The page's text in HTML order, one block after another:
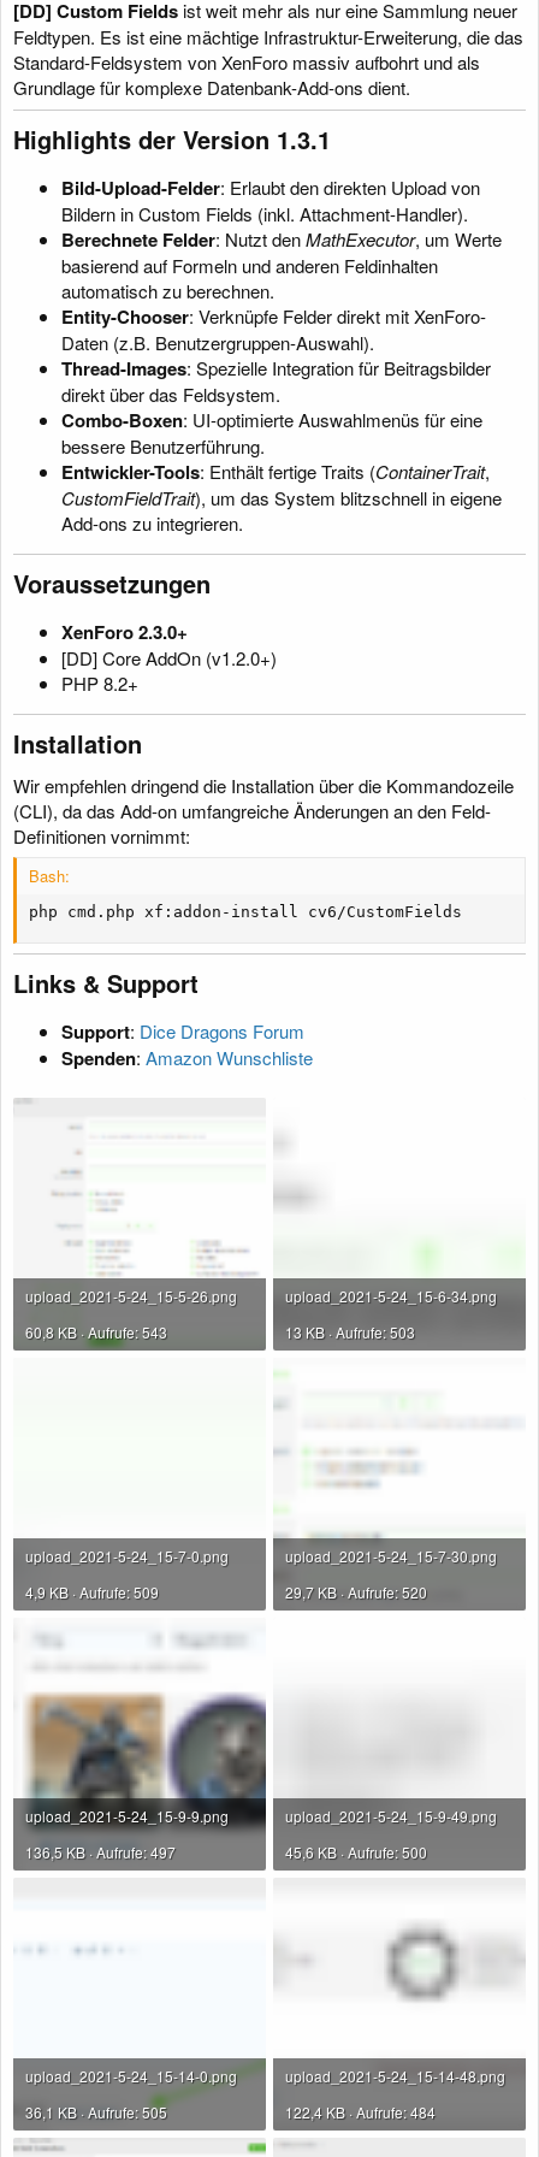
[DD] Custom Fieldsist weit mehr als nur eine Sammlung neuer
Feldtypen. Es ist eine mächtige Infrastruktur-Erweiterung, die das
Standard-Feldsystem von XenForo massiv aufbohrt und als
Grundlage für komplexe Datenbank-Add-ons dient.
Highlights der Version 1.3.1​
Bild-Upload-Felder: Erlaubt den direkten Upload von
Bildern in Custom Fields (inkl. Attachment-Handler).
Berechnete Felder: Nutzt denMathExecutor, um Werte
basierend auf Formeln und anderen Feldinhalten
automatisch zu berechnen.
Entity-Chooser: Verknüpfe Felder direkt mit XenForo-
Daten (z.B. Benutzergruppen-Auswahl).
Thread-Images: Spezielle Integration für Beitragsbilder
direkt über das Feldsystem.
Combo-Boxen: UI-optimierte Auswahlmenüs für eine
bessere Benutzerführung.
Entwickler-Tools: Enthält fertige Traits (ContainerTrait,
CustomFieldTrait), um das System blitzschnell in eigene
Add-ons zu integrieren.
Voraussetzungen​
XenForo 2.3.0+
[DD] Core AddOn (v1.2.0+)
PHP 8.2+
Installation​
Wir empfehlen dringend die Installation über die Kommandozeile
(CLI), da das Add-on umfangreiche Änderungen an den Feld-
Definitionen vornimmt:
Bash:
php cmd.php xf:addon-install cv6/CustomFields
Links & Support​
Support: Dice Dragons Forum
Spenden: Amazon Wunschliste
upload_2021-5-24_15-5-26.png
60,8 KB · Aufrufe: 543
upload_2021-5-24_15-6-34.png
13 KB · Aufrufe: 503
upload_2021-5-24_15-7-0.png
4,9 KB · Aufrufe: 509
upload_2021-5-24_15-7-30.png
29,7 KB · Aufrufe: 520
upload_2021-5-24_15-9-9.png
136,5 KB · Aufrufe: 497
upload_2021-5-24_15-9-49.png
45,6 KB · Aufrufe: 500
upload_2021-5-24_15-14-0.png
36,1 KB · Aufrufe: 505
upload_2021-5-24_15-14-48.png
122,4 KB · Aufrufe: 484